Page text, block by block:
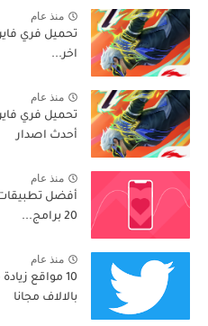
منذ عام
اخر...
منذ عام
أحدث اصدار
منذ عام
20 برامج...
منذ عام
بالالاف مجانا